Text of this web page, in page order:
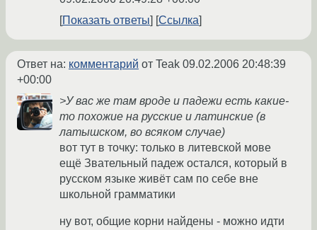
Показать ответы
Ссылка
Ответ на: комментарий от Teak 09.02.2006 20:48:39
+00:00
>У вас же там вроде и падежи есть какие-
то похожие на русские и латинские (в
латышском, во всяком случае)
вот тут в точку: только в литевской мове
ещё Звательный падеж остался, который в
русском языке живёт сам по себе вне
школьной грамматики
ну вот, общие корни найдены - можно идти